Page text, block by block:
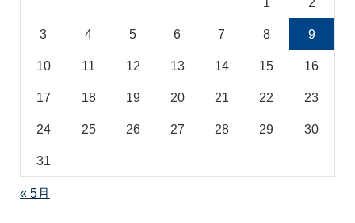
3 4 5 6 7 8 9
10 11 12 13 14 15 16
17 18 19 20 21 22 23
24 25 26 27 28 29 30
31
« 5月